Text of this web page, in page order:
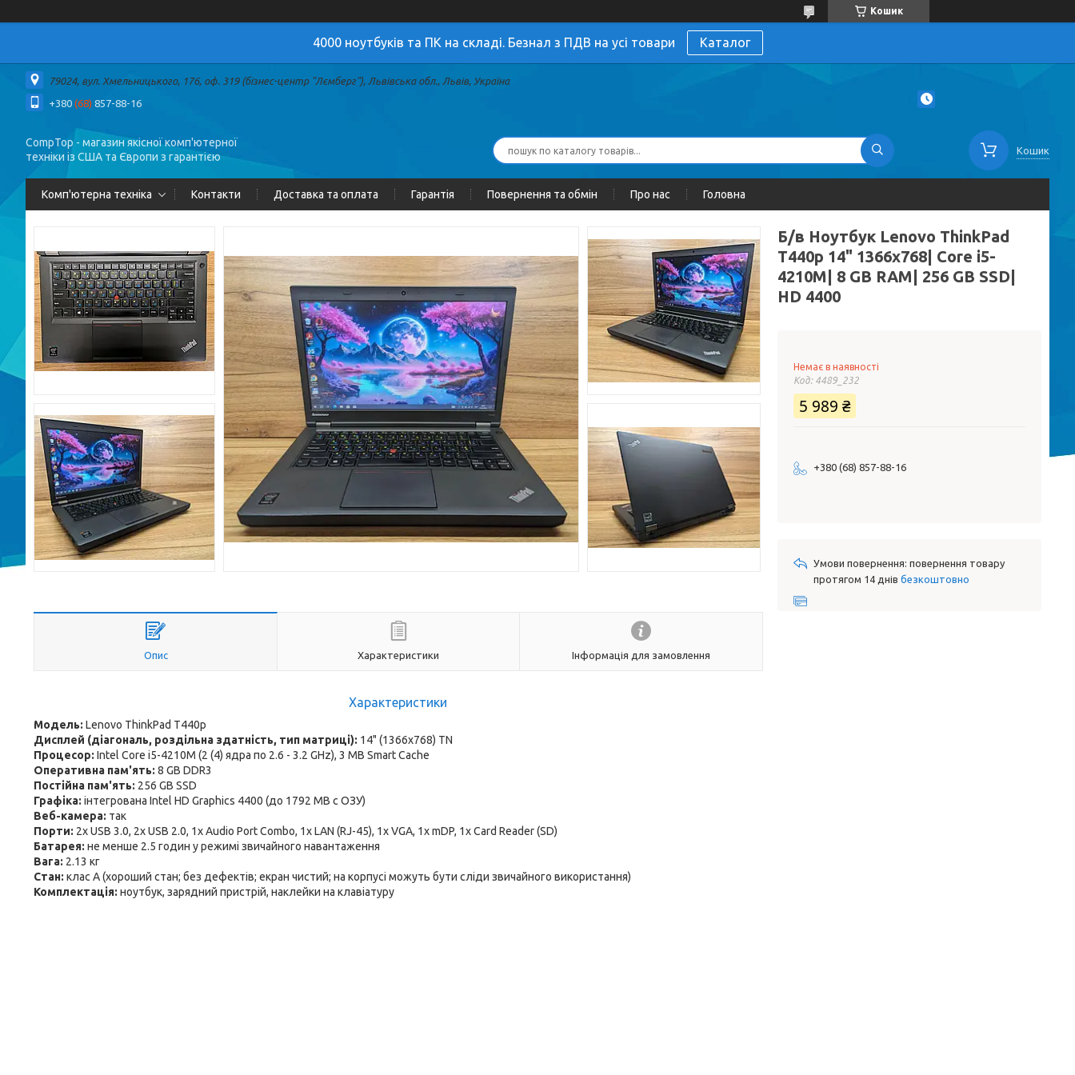
Кошик
4000 ноутбуків та ПК на складі. Безнал з ПДВ на усі товари Каталог
79024, вул. Хмельницького, 176, оф. 319 (бізнес-центр "Лємберг"), Львівська обл., Львів, Україна
+380 (68) 857-88-16
CompTop - магазин якісної комп'ютерної
техніки із США та Європи з гарантією
Кошик
Комп'ютерна техніка Контакти Доставка та оплата Гарантія Повернення та обмін Про нас Головна
Опис Характеристики Інформація для замовлення
Характеристики
Модель: Lenovo ThinkPad T440p
Дисплей (діагональ, роздільна здатність, тип матриці): 14" (1366x768) TN
Процесор: Intel Core i5-4210M (2 (4) ядра по 2.6 - 3.2 GHz), 3 MB Smart Cache
Оперативна пам'ять: 8 GB DDR3
Постійна пам'ять: 256 GB SSD
Графіка: інтегрована Intel HD Graphics 4400 (до 1792 MB с ОЗУ)
Веб-камера: так
Порти: 2x USB 3.0, 2x USB 2.0, 1x Audio Port Combo, 1x LAN (RJ-45), 1x VGA, 1x mDP, 1x Card Reader (SD)
Батарея: не менше 2.5 годин у режимі звичайного навантаження
Вага: 2.13 кг
Стан: клас А (хороший стан; без дефектів; екран чистий; на корпусі можуть бути сліди звичайного використання)
Комплектація: ноутбук, зарядний пристрій, наклейки на клавіатуру
Б/в Ноутбук Lenovo ThinkPad
T440p 14" 1366x768| Core i5-
4210M| 8 GB RAM| 256 GB SSD|
HD 4400
Немає в наявності
Код: 4489_232
5 989 ₴
+380 (68) 857-88-16
повернення товару
протягом 14 днів безкоштовно